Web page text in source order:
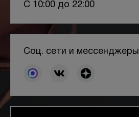
С 10:00 до 22:00
Соц. сети и мессенджеры